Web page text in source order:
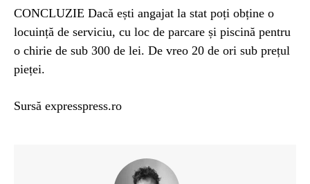
CONCLUZIE Dacă ești angajat la stat poți obține o
locuință de serviciu, cu loc de parcare și piscină pentru
o chirie de sub 300 de lei. De vreo 20 de ori sub prețul
pieței.
Sursă expresspress.ro